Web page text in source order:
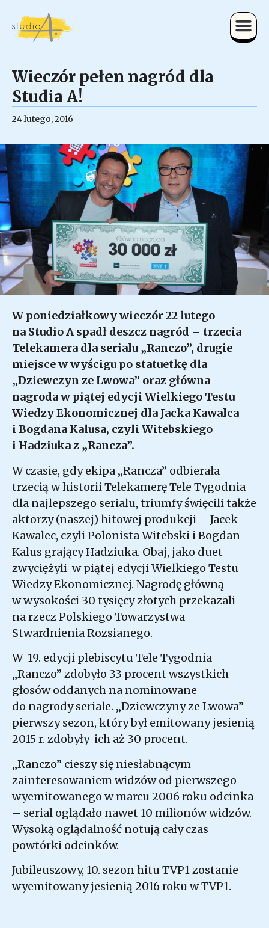
Wieczór pełen nagród dla
Studia A!
24 lutego, 2016
W poniedziałkowy wieczór 22 lutego
na Studio A spadł deszcz nagród – trzecia
Telekamera dla serialu „Ranczo”, drugie
miejsce w wyścigu po statuetkę dla
„Dziewczyn ze Lwowa” oraz główna
nagroda w piątej edycji Wielkiego Testu
Wiedzy Ekonomicznej dla Jacka Kawalca
i Bogdana Kalusa, czyli Witebskiego
i Hadziuka z „Rancza”.
W czasie, gdy ekipa „Rancza” odbierała
trzecią w historii Telekamerę Tele Tygodnia
dla najlepszego serialu, triumfy święcili także
aktorzy (naszej) hitowej produkcji – Jacek
Kawalec, czyli Polonista Witebski i Bogdan
Kalus grający Hadziuka. Obaj, jako duet
zwyciężyli w piątej edycji Wielkiego Testu
Wiedzy Ekonomicznej. Nagrodę główną
w wysokości 30 tysięcy złotych przekazali
na rzecz Polskiego Towarzystwa
Stwardnienia Rozsianego.
W 19. edycji plebiscytu Tele Tygodnia
„Ranczo” zdobyło 33 procent wszystkich
głosów oddanych na nominowane
do nagrody seriale. „Dziewczyny ze Lwowa” –
pierwszy sezon, który był emitowany jesienią
2015 r. zdobyły ich aż 30 procent.
„Ranczo” cieszy się niesłabnącym
zainteresowaniem widzów od pierwszego
wyemitowanego w marcu 2006 roku odcinka
– serial oglądało nawet 10 milionów widzów.
Wysoką oglądalność notują cały czas
powtórki odcinków.
Jubileuszowy, 10. sezon hitu TVP1 zostanie
wyemitowany jesienią 2016 roku w TVP1.